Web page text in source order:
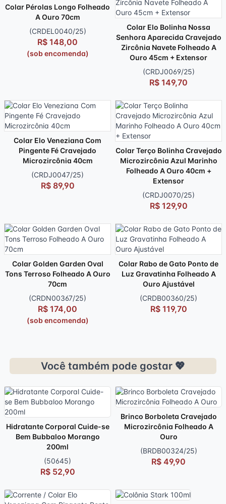
Colar Pérolas Longo Folheado
A Ouro 70cm
(CRDEL0040/25)
R$ 148,00
(sob encomenda)
Colar Elo Bolinha Nossa
Senhora Aparecida Cravejado
Zircônia Navete Folheado A
Ouro 45cm + Extensor
(CRDJ0069/25)
R$ 149,70
Colar Elo Veneziana Com
Pingente Fé Cravejado
Microzircônia 40cm
(CRDJ0047/25)
R$ 89,90
Colar Terço Bolinha Cravejado
Microzircônia Azul Marinho
Folheado A Ouro 40cm +
Extensor
(CRDJ0070/25)
R$ 129,90
Colar Golden Garden Oval
Tons Terroso Folheado A Ouro
70cm
(CRDN00367/25)
R$ 174,00
(sob encomenda)
Colar Rabo de Gato Ponto de
Luz Gravatinha Folheado A
Ouro Ajustável
(CRDB00360/25)
R$ 119,70
Você também pode gostar 💖
Hidratante Corporal Cuide-se
Bem Bubbaloo Morango
200ml
(50645)
R$ 52,90
Brinco Borboleta Cravejado
Microzircônia Folheado A
Ouro
(BRDB00324/25)
R$ 49,90